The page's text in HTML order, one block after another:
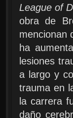
League of
obra de
mencionan
ha
lesiones
a largo y
trauma en
la carrera
daño